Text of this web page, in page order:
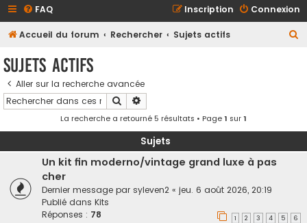
FAQ Connexion
Inscription
Accueil du forum Rechercher Sujets actifs
Sujets actifs
Aller sur la recherche avancée
Rechercher
La recherche a retourné 5 résultats • Page1 sur1
Sujets
Un kit fin moderno/vintage grand luxe à pas
cher
Dernier message par syleven2 « jeu. 6 août 2026, 20:19
Publié dans Kits
Réponses : 78 1 2 3 4 5 6